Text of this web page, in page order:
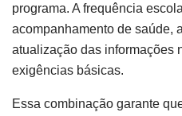
programa. A frequência
acompanhamento de saúde,
atualização das informações
exigências básicas.
Essa combinação garante